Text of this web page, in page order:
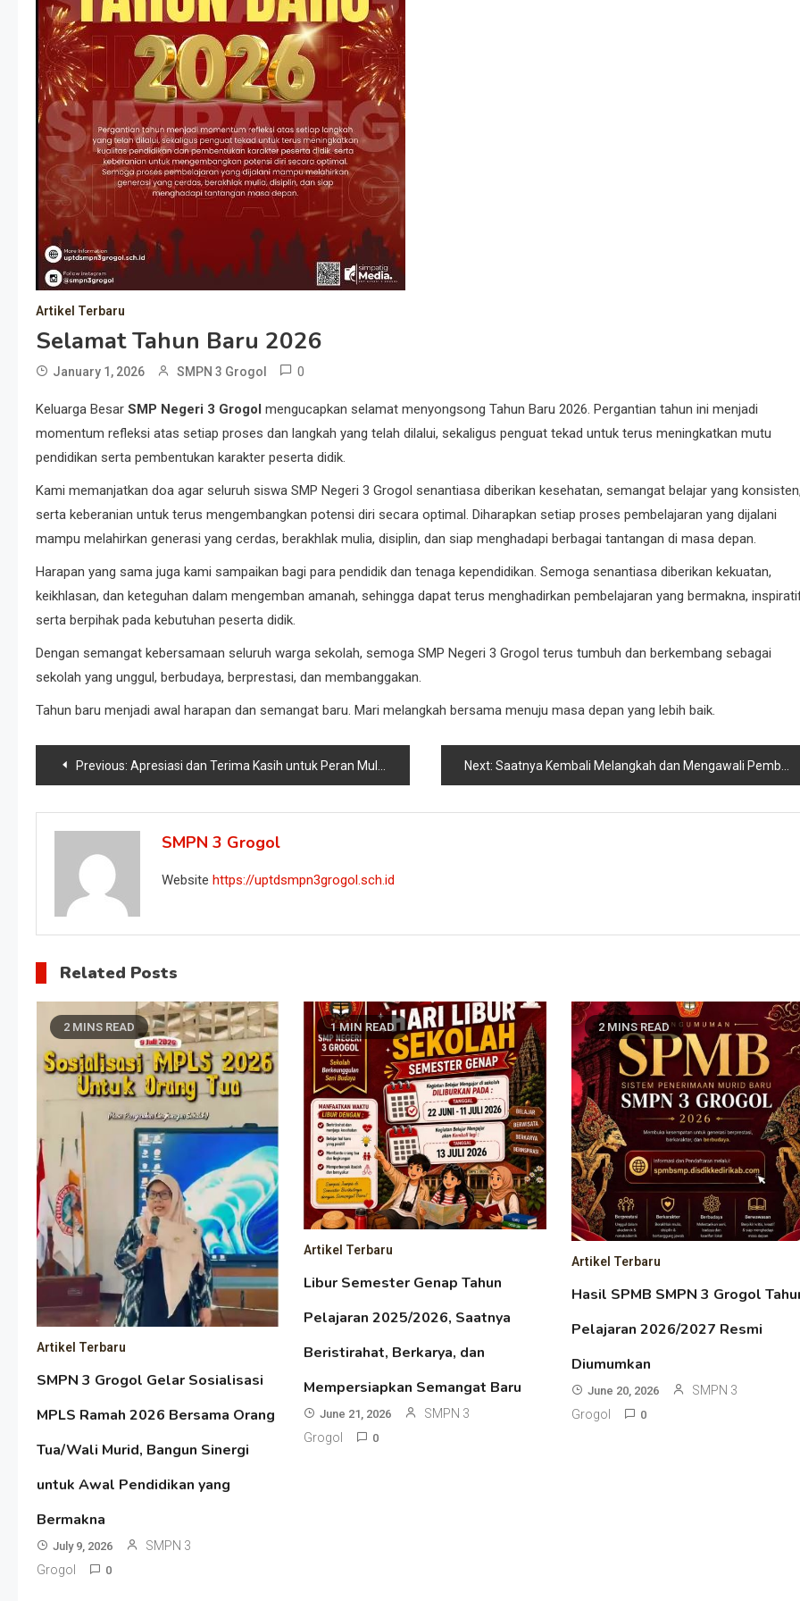
Artikel Terbaru
Selamat Tahun Baru 2026
January 1, 2026 SMPN 3 Grogol 0
Keluarga Besar SMP Negeri 3 Grogol mengucapkan selamat menyongsong Tahun Baru 2026. Pergantian tahun ini menjadi
momentum refleksi atas setiap proses dan langkah yang telah dilalui, sekaligus penguat tekad untuk terus meningkatkan mutu
pendidikan serta pembentukan karakter peserta didik.
Kami memanjatkan doa agar seluruh siswa SMP Negeri 3 Grogol senantiasa diberikan kesehatan, semangat belajar yang
serta keberanian untuk terus mengembangkan potensi diri secara optimal. Diharapkan setiap proses pembelajaran yang dijalani
mampu melahirkan generasi yang cerdas, berakhlak mulia, disiplin, dan siap menghadapi berbagai tantangan di masa depan.
Harapan yang sama juga kami sampaikan bagi para pendidik dan tenaga kependidikan. Semoga senantiasa diberikan kekuatan,
keikhlasan, dan keteguhan dalam mengemban amanah, sehingga dapat terus menghadirkan pembelajaran yang bermakna,
serta berpihak pada kebutuhan peserta didik.
Dengan semangat kebersamaan seluruh warga sekolah, semoga SMP Negeri 3 Grogol terus tumbuh dan berkembang sebagai
sekolah yang unggul, berbudaya, berprestasi, dan membanggakan.
Tahun baru menjadi awal harapan dan semangat baru. Mari melangkah bersama menuju masa depan yang lebih baik.
Previous: Apresiasi dan Terima Kasih untuk Peran Mulia Ibu dalam Dunia Pendidikan Next: Saatnya Kembali Melangkah dan Mengawali Pembelajaran
SMPN 3 Grogol
Website https://uptdsmpn3grogol.sch.id
Related Posts
2 MINS READ
Artikel Terbaru
SMPN 3 Grogol Gelar Sosialisasi
MPLS Ramah 2026 Bersama Orang
Tua/Wali Murid, Bangun Sinergi
untuk Awal Pendidikan yang
Bermakna
July 9, 2026
SMPN 3
Grogol
0
1 MIN READ
Artikel Terbaru
Libur Semester Genap Tahun
Pelajaran 2025/2026, Saatnya
Beristirahat, Berkarya, dan
Mempersiapkan Semangat Baru
June 21, 2026
SMPN 3
Grogol
0
2 MINS READ
Artikel Terbaru
Hasil SPMB SMPN 3 Grogol
Pelajaran 2026/2027 Resmi
Diumumkan
June 20, 2026
SMPN 3
Grogol
0